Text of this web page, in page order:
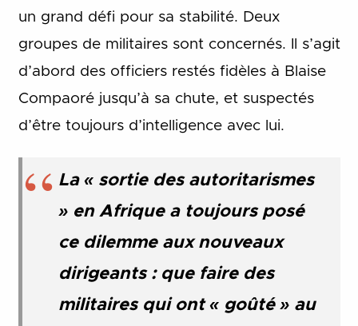
un grand défi pour sa stabilité. Deux
groupes de militaires sont concernés. Il s’agit
d’abord des officiers restés fidèles à Blaise
Compaoré jusqu’à sa chute, et suspectés
d’être toujours d’intelligence avec lui.
La « sortie des autoritarismes
» en Afrique a toujours posé
ce dilemme aux nouveaux
dirigeants : que faire des
militaires qui ont « goûté » au